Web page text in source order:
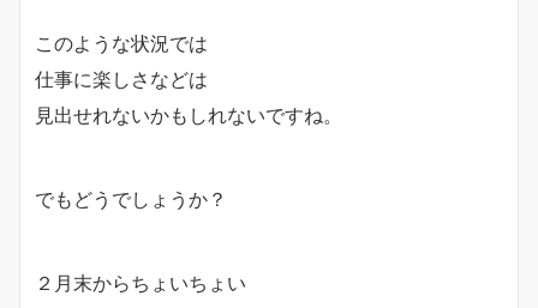
このような状況では
仕事に楽しさなどは
見出せれないかもしれないですね。
でもどうでしょうか？
２月末からちょいちょい